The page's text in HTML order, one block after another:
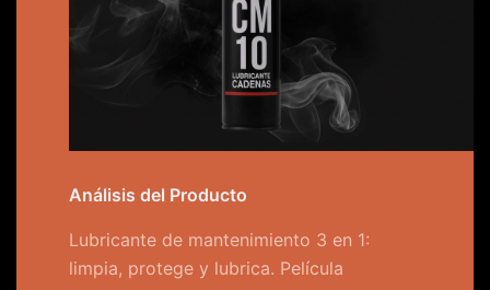
Análisis del Producto
Lubricante de mantenimiento 3 en 1:
limpia, protege y lubrica. Película